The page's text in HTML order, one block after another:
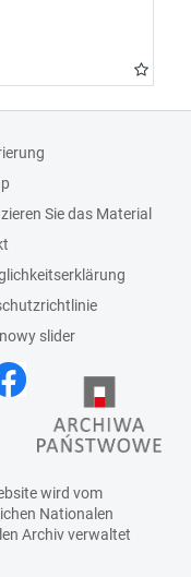
Sie das Material
slider
wird vom
Nationalen
Archivverwaltet